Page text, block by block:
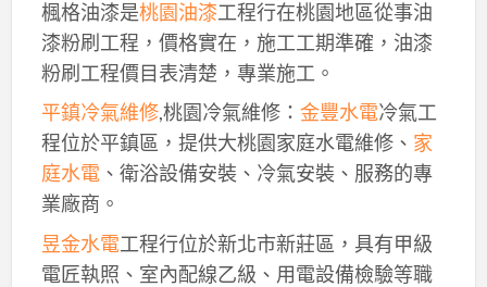
楓格油漆是桃園油漆工程行在桃園地區從事油
漆粉刷工程，價格實在，施工工期準確，油漆
粉刷工程價目表清楚，專業施工。
平鎮冷氣維修,桃園冷氣維修： 金豐水電冷氣工
程位於平鎮區，提供大桃園家庭水電維修、 家
庭水電、衛浴設備安裝、冷氣安裝、服務的專
業廠商。
昱金水電工程行位於新北市新莊區，具有甲級
電匠執照、室內配線乙級、用電設備檢驗等職